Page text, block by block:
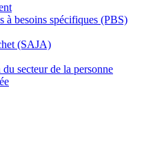
à besoins spécifiques (PBS)
(SAJA)
secteur de la personne